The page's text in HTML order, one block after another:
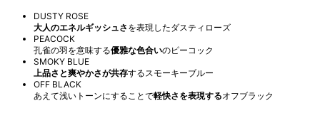
DUSTY ROSE
大人のエネルギッシュさ を表現したダスティローズ
PEACOCK
孔雀の羽を意味する優雅な色合いのピーコック
SMOKY BLUE
上品さと爽やかさが共存するスモーキーブルー
OFF BLACK
あえて浅いトーンにすることで軽快さを表現するオフブラック